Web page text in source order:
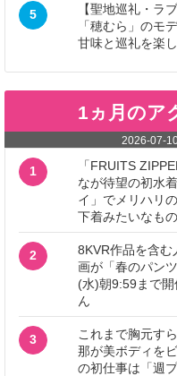
5
【聖地巡礼・ラ
「穂むら」のモ
甘味と巡礼を楽
1ヵ月のア
2026-07-
1
「FRUITS
なが待望の初水
イ」でメリハリ
下着みたいなも
2
8KVR作品を含
画が「春のパン
(水)朝9:59まで
ん
3
これまで胸元す
那が美ボディを
の初仕事は「週